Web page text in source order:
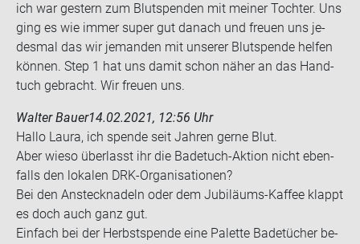
ich war ges­tern zum Blut­spen­den mit mei­ner Toch­ter. Uns
ging es wie immer super gut da­nach und freu­en uns je­
des­mal das wir je­man­den mit un­se­rer Blut­spen­de hel­fen
kön­nen. Step 1 hat uns damit schon näher an das Hand­
tuch ge­bracht. Wir freu­en uns.
Walter Bauer14.02.2021, 12:56 Uhr
Hallo Laura, ich spen­de seit Jah­ren gerne Blut.
Aber wieso über­lasst ihr die Badetuch-​Aktion nicht eben­
falls den lo­ka­len DRK-​Organisationen?
Bei den An­steck­na­deln oder dem Jubiläums-​Kaffee klappt
es doch auch ganz gut.
Ein­fach bei der Herbst­spen­de eine Pa­let­te Ba­de­tü­cher be­